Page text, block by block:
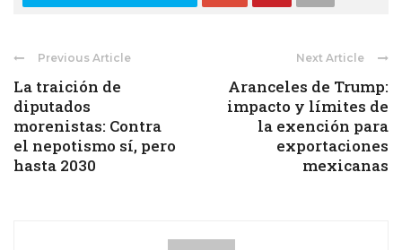
Previous Article
La traición de
diputados
morenistas: Contra
el nepotismo sí, pero
hasta 2030
Next Article
Aranceles de Trump:
impacto y límites de
la exención para
exportaciones
mexicanas